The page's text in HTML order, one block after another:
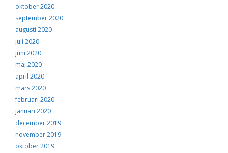
oktober 2020
september 2020
augusti 2020
juli 2020
juni 2020
maj 2020
april 2020
mars 2020
februari 2020
januari 2020
december 2019
november 2019
oktober 2019